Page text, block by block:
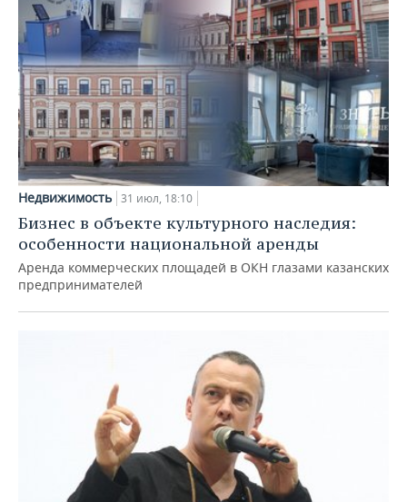
Недвижимость 31 июл, 18:10
Бизнес в объекте культурного наследия:
особенности национальной аренды
Аренда коммерческих площадей в ОКН глазами казанских
предпринимателей